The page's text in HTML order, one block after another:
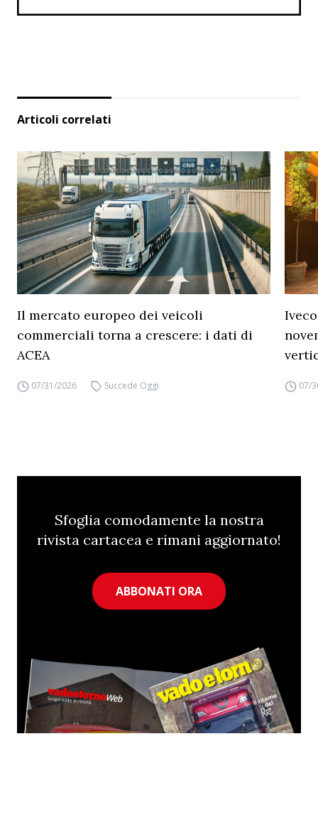
Articoli correlati
Il mercato europeo dei veicoli
commerciali torna a crescere: i dati di
ACEA
07/31/2026 Succede Oggi 07/
Sfoglia comodamente la nostra
rivista cartacea e rimani aggiornato!
ABBONATI ORA